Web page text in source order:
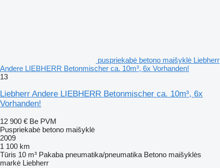
puspriekabė betono maišyklė Liebherr
Andere LIEBHERR Betonmischer ca. 10m³, 6x Vorhanden!
13
Liebherr Andere LIEBHERR Betonmischer ca. 10m³, 6x
Vorhanden!
12 900 € Be PVM
Puspriekabė betono maišyklė
2009
1 100 km
Tūris 10 m³ Pakaba pneumatika/pneumatika Betono maišyklės
markė Liebherr